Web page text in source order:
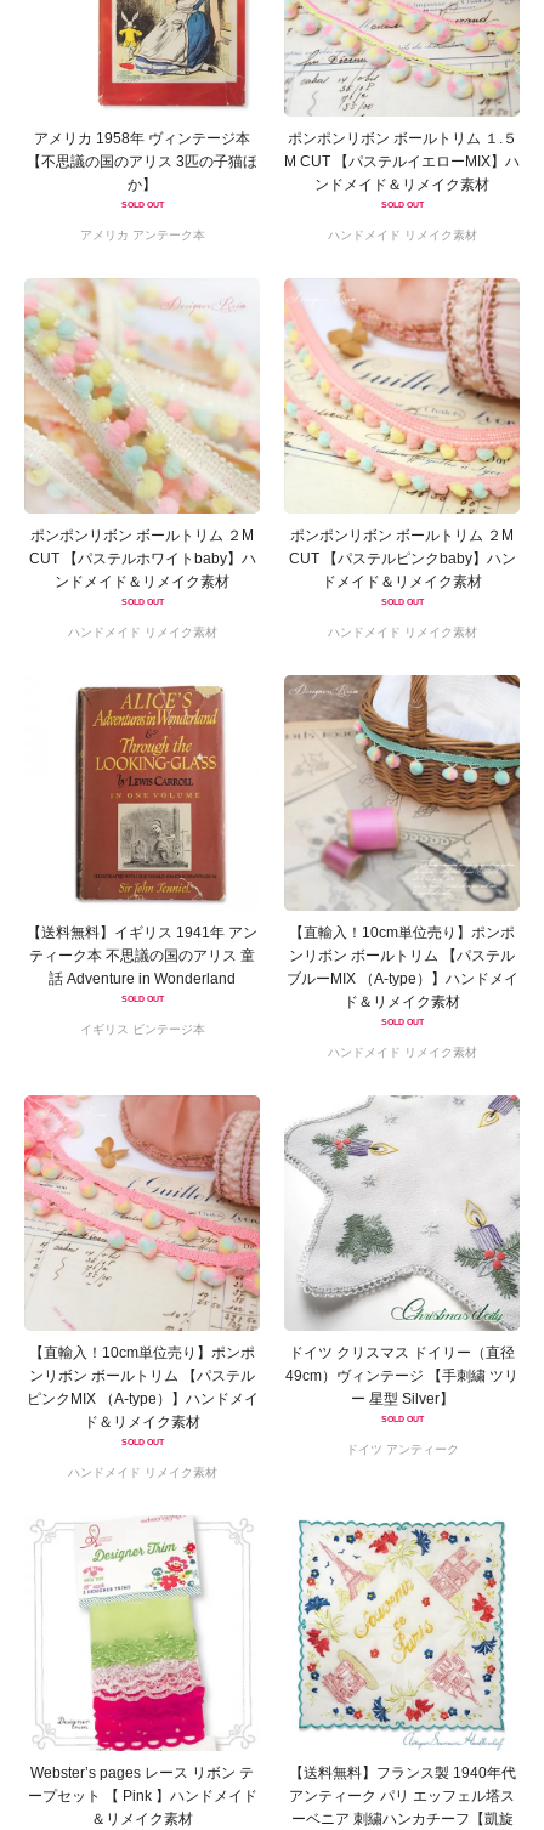
アメリカ 1958年 ヴィンテージ本
【不思議の国のアリス 3匹の子猫ほ
か】
SOLD OUT
アメリカ アンテーク本
ポンポンリボン ボールトリム １.５
M CUT 【パステルイエローMIX】ハ
ンドメイド＆リメイク素材
SOLD OUT
ハンドメイド リメイク素材
ポンポンリボン ボールトリム ２M
CUT 【パステルホワイトbaby】ハ
ンドメイド＆リメイク素材
SOLD OUT
ハンドメイド リメイク素材
ポンポンリボン ボールトリム ２M
CUT 【パステルピンクbaby】ハン
ドメイド＆リメイク素材
SOLD OUT
ハンドメイド リメイク素材
【送料無料】イギリス 1941年 アン
ティーク本 不思議の国のアリス 童
話 Adventure in Wonderland
SOLD OUT
イギリス ビンテージ本
【直輸入！10cm単位売り】ポンポ
ンリボン ボールトリム 【パステル
ブルーMIX （A-type）】ハンドメイ
ド＆リメイク素材
SOLD OUT
ハンドメイド リメイク素材
【直輸入！10cm単位売り】ポンポ
ンリボン ボールトリム 【パステル
ピンクMIX （A-type）】ハンドメイ
ド＆リメイク素材
SOLD OUT
ハンドメイド リメイク素材
ドイツ クリスマス ドイリー（直径
49cm）ヴィンテージ 【手刺繍 ツリ
ー 星型 Silver】
SOLD OUT
ドイツ アンティーク
Webster’s pages レース リボン テ
ープセット 【 Pink 】ハンドメイド
＆リメイク素材
【送料無料】フランス製 1940年代
アンティーク パリ エッフェル塔ス
ーベニア 刺繍ハンカチーフ【凱旋